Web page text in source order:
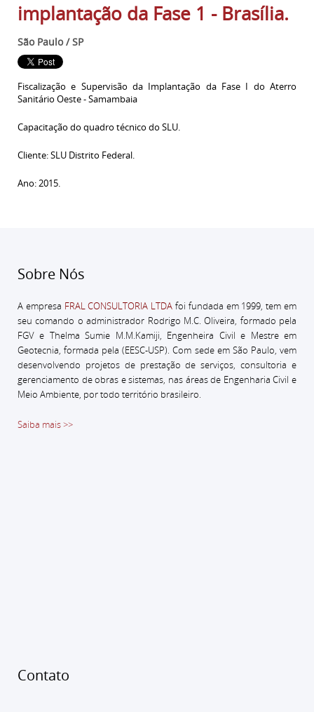
implantação da Fase 1 - Brasília.
São Paulo / SP
Fiscalização e Supervisão da Implantação da Fase I do Aterro
Sanitário Oeste - Samambaia
Capacitação do quadro técnico do SLU.
Cliente: SLU Distrito Federal.
Ano: 2015.
Sobre Nós
A empresa FRAL CONSULTORIA LTDA foi fundada em 1999, tem em
seu comando o administrador Rodrigo M.C. Oliveira, formado pela
FGV e Thelma Sumie M.M.Kamiji, Engenheira Civil e Mestre em
Geotecnia, formada pela (EESC-USP).Com sede em São Paulo, vem
desenvolvendo projetos de prestação de serviços, consultoria e
gerenciamento de obras e sistemas, nas áreas de Engenharia Civil e
Meio Ambiente, por todo território brasileiro.
Saiba mais >>
Contato